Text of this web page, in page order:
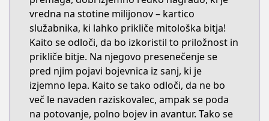
vredna na stotine milijonov – kartico
služabnika, ki lahko prikliče mitološka bitja!
Kaito se odloči, da bo izkoristil to priložnost in
prikliče bitje. Na njegovo presenečenje se
pred njim pojavi bojevnica iz sanj, ki je
izjemno lepa. Kaito se tako odloči, da ne bo
več le navaden raziskovalec, ampak se poda
na potovanje, polno bojev in avantur. Tako se